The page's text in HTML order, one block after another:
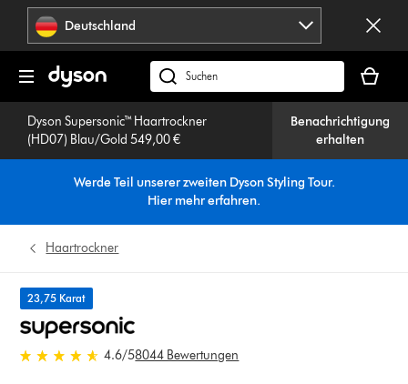
Navigation
überspringenDeutschland
dyson.de
durchsuchen
ist
leer
Dyson Supersonic™ Haartrockner
(HD07) Blau/Gold 549,00 €
Benachrichtigung
erhalten
Werde Teil unserer zweiten Dyson Styling Tour.
Hier mehr erfahren.
Haartrockner
23,75 Karat
4.6 von 5 Sternen in 8044 Bewertungen
4.6/58044 Bewertungen